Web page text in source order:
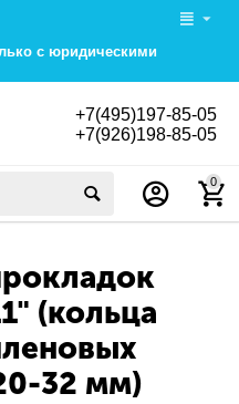
с юридическими
+7(495)197-85-05
+7(926)198-85-05
0
(кольца
32 мм)